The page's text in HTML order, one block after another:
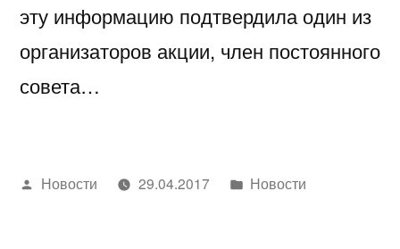
эту информацию подтвердила один из
организаторов акции, член постоянного
совета…
Написано
Новости 29.04.2017
Написано
Новости